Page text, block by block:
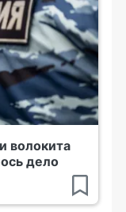
волокита
дело